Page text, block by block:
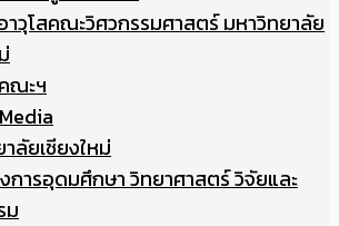
วุโสคณะวิศวกรรมศาสตร์ มหาวิทยาลัย
ณะฯ
ลัยเชียงใหม่
การอุดมศึกษา วิทยาศาสตร์ วิจัยและ
ม